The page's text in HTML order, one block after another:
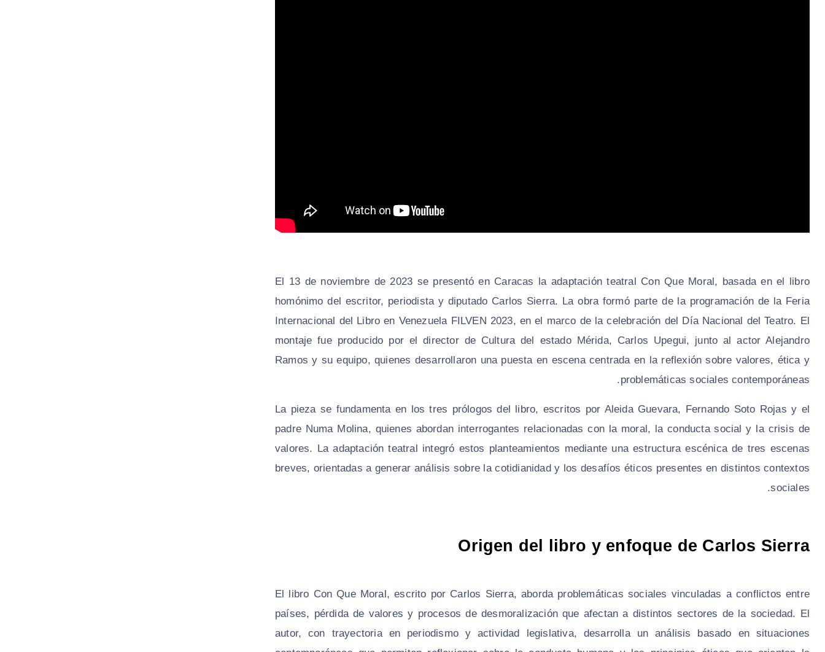
El 13 de noviembre de 2023 se presentó en Caracas la adaptación teatral Con Que Moral, basada en el libro
homónimo del escritor, periodista y diputado Carlos Sierra. La obra formó parte de la programación de la Feria
Internacional del Libro en Venezuela FILVEN 2023, en el marco de la celebración del Día Nacional del Teatro. El
montaje fue producido por el director de Cultura del estado Mérida, Carlos Upegui, junto al actor Alejandro
Ramos y su equipo, quienes desarrollaron una puesta en escena centrada en la reflexión sobre valores, ética y
problemáticas sociales contemporáneas.
La pieza se fundamenta en los tres prólogos del libro, escritos por Aleida Guevara, Fernando Soto Rojas y el
padre Numa Molina, quienes abordan interrogantes relacionadas con la moral, la conducta social y la crisis de
valores. La adaptación teatral integró estos planteamientos mediante una estructura escénica de tres escenas
breves, orientadas a generar análisis sobre la cotidianidad y los desafíos éticos presentes en distintos contextos
sociales.
Origen del libro y enfoque de Carlos Sierra
El libro Con Que Moral, escrito por Carlos Sierra, aborda problemáticas sociales vinculadas a conflictos entre
países, pérdida de valores y procesos de desmoralización que afectan a distintos sectores de la sociedad. El
autor, con trayectoria en periodismo y actividad legislativa, desarrolla un análisis basado en situaciones